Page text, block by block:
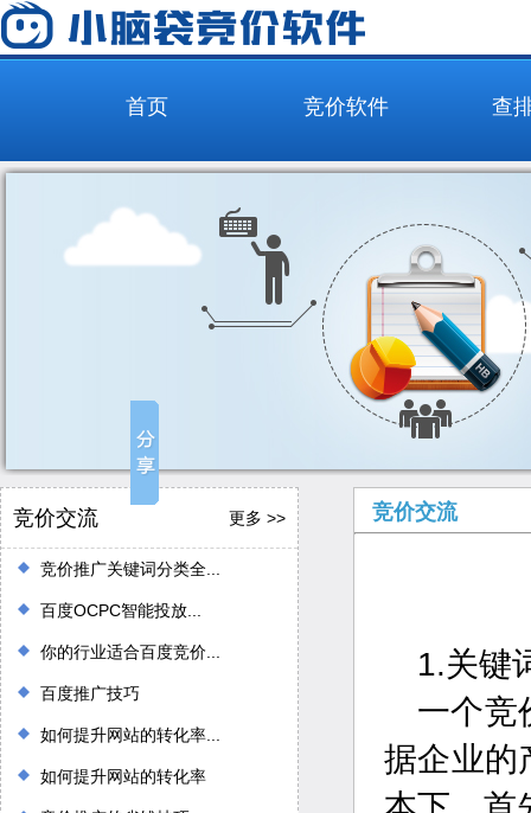
首页 竞价软件 查
竞价交流 更多 >>
竞价推广关键词分类全...
百度OCPC智能投放...
你的行业适合百度竞价...
百度推广技巧
如何提升网站的转化率...
如何提升网站的转化率
竞价交流
1.关键
一个竞
据企业的